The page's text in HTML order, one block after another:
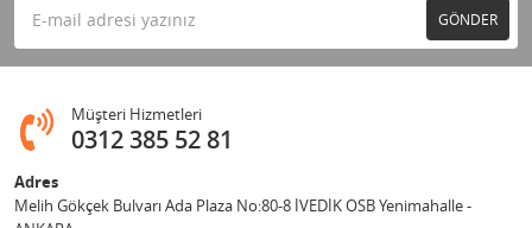
GÖNDER
Müşteri Hizmetleri
0312 385 52 81
Adres
Melih Gökçek Bulvarı Ada Plaza No:80-8 İVEDİK OSB Yenimahalle -